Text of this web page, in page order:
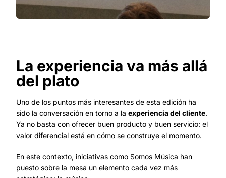
La experiencia va más allá
del plato
Uno de los puntos más interesantes de esta edición ha
sido la conversación en torno a la experiencia del cliente.
Ya no basta con ofrecer buen producto y buen servicio: el
valor diferencial está en cómo se construye el momento.
En este contexto, iniciativas como Somos Música han
puesto sobre la mesa un elemento cada vez más